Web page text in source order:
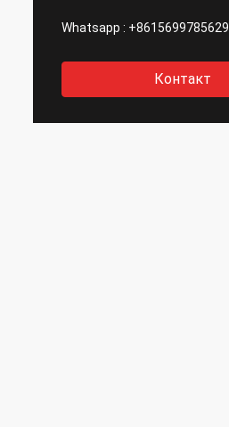
Whatsapp : +8615699785629
Контакт